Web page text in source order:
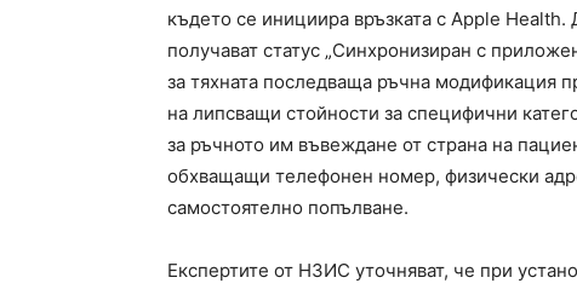
където се инициира връзката с Apple
получават статус „Синхронизиран с
за тяхната последваща ръчна модификация
на липсващи стойности за специфични
за ръчното им въвеждане от страна на
обхващащи телефонен номер, физически
самостоятелно попълване.
Експертите от НЗИС уточняват, че при